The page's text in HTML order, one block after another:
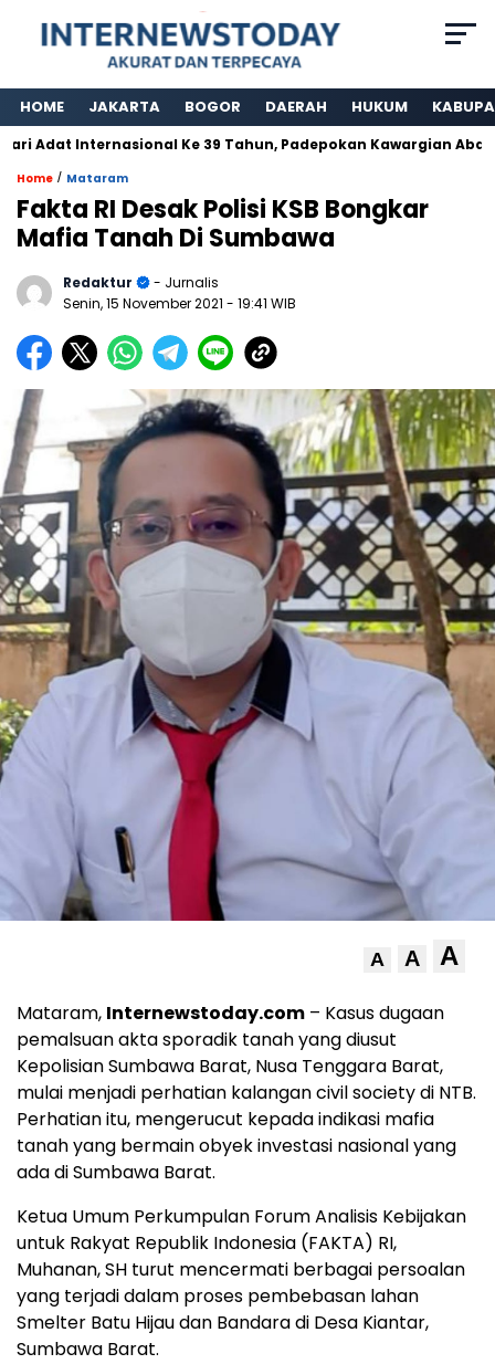
HOME JAKARTA BOGOR DAERAH HUKUM
Internasional Ke 39 Tahun, Padepokan Kawargian Abah
Home / Mataram
Fakta RI Desak Polisi KSB Bongkar
Mafia Tanah Di Sumbawa
Redaktur
- Jurnalis
Senin, 15 November 2021 - 19:41 WIB
A A A
Mataram, Internewstoday.com – Kasus dugaan
pemalsuan akta sporadik tanah yang diusut
Kepolisian Sumbawa Barat, Nusa Tenggara Barat,
mulai menjadi perhatian kalangan civil society di NTB.
Perhatian itu, mengerucut kepada indikasi mafia
tanah yang bermain obyek investasi nasional yang
ada di Sumbawa Barat.
Ketua Umum Perkumpulan Forum Analisis Kebijakan
untuk Rakyat Republik Indonesia (FAKTA) RI,
Muhanan, SH turut mencermati berbagai persoalan
yang terjadi dalam proses pembebasan lahan
Smelter Batu Hijau dan Bandara di Desa Kiantar,
Sumbawa Barat.